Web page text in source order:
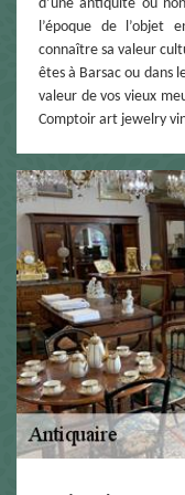
d’une antiquité ou
l’époque de l’objet
connaître sa valeur
êtes à Barsac ou dans
valeur de vos vieux
Comptoir art jewelry